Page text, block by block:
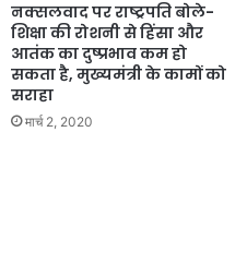
नक्सलवाद पर राष्ट्रपति बोले-
शिक्षा की रोशनी से हिंसा और
आतंक का दुष्प्रभाव कम हो
सकता है, मुख्यमंत्री के कामों को
सराहा
मार्च 2, 2020